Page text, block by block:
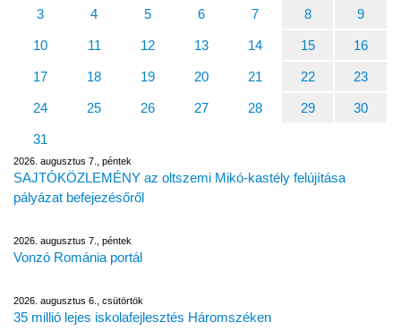
3 4 5 6 7 8 9
10 11 12 13 14 15 16
17 18 19 20 21 22 23
24 25 26 27 28 29 30
31
2026. augusztus 7., péntek
SAJTÓKÖZLEMÉNY az oltszemi Mikó-kastély felújítása
pályázat befejezésőről
2026. augusztus 7., péntek
Vonzó Románia portál
2026. augusztus 6., csütörtök
35 millió lejes iskolafejlesztés Háromszéken